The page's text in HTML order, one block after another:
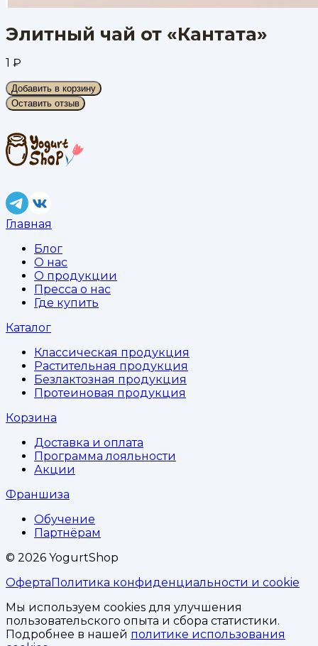
Элитный чай от «Кантата»
1 ₽
Добавить в корзину
Оставить отзыв
Главная
Блог
О нас
О продукции
Пресса о нас
Где купить
Каталог
Классическая продукция
Растительная продукция
Безлактозная продукция
Протеиновая продукция
Корзина
Доставка и оплата
Программа лояльности
Акции
Франшиза
Обучение
Партнёрам
© 2026 YogurtShop
ОфертаПолитика конфиденциальности и cookie
Мы используем cookies для улучшения
пользовательского опыта и сбора статистики.
Подробнее в нашей политике использования